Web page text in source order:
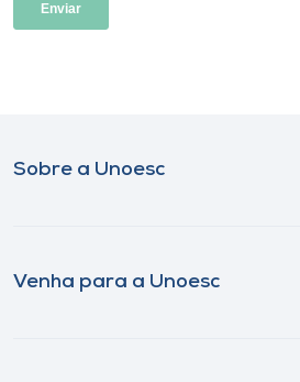
Sobre a Unoesc
Venha para a Unoesc